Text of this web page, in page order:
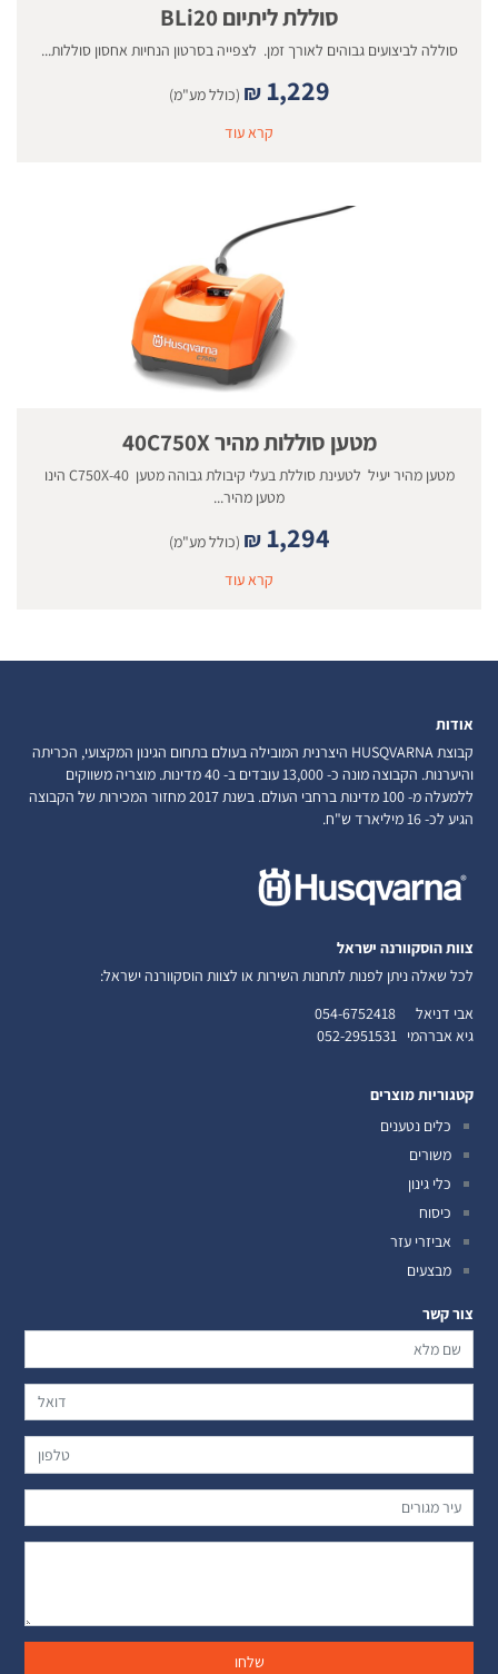
סוללת ליתיום BLi20
סוללה לביצועים גבוהים לאורך זמן. לצפייה בסרטון הנחיות אחסון סוללות...
₪ 1,229
(כולל מע"מ)
קרא עוד
מטען סוללות מהיר 40C750X
מטען מהיר יעיל לטעינת סוללת בעלי קיבולת גבוהה מטען 40-C750X הינו
מטען מהיר...
₪ 1,294
(כולל מע"מ)
קרא עוד
אודות
קבוצת HUSQVARNA היצרנית המובילה בעולם בתחום הגינון המקצועי, הכריתה
והיערנות. הקבוצה מונה כ- 13,000 עובדים ב- 40 מדינות. מוצריה משווקים
ללמעלה מ- 100 מדינות ברחבי העולם. בשנת 2017 מחזור המכירות של הקבוצה
הגיע לכ- 16 מיליארד ש"ח.
צוות הוסקוורנה ישראל
לכל שאלה ניתן לפנות לתחנות השירות או לצוות הוסקוורנה ישראל:
אבי דניאל 054-6752418
גיא אברהמי 052-2951531
קטגוריות מוצרים
כלים נטענים
משורים
כלי גינון
כיסוח
אביזרי עזר
מבצעים
צור קשר